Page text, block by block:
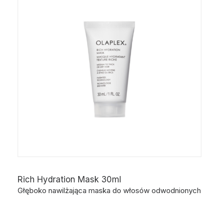
Rich Hydration Mask 30ml
Głęboko nawilżająca maska do włosów odwodnionych